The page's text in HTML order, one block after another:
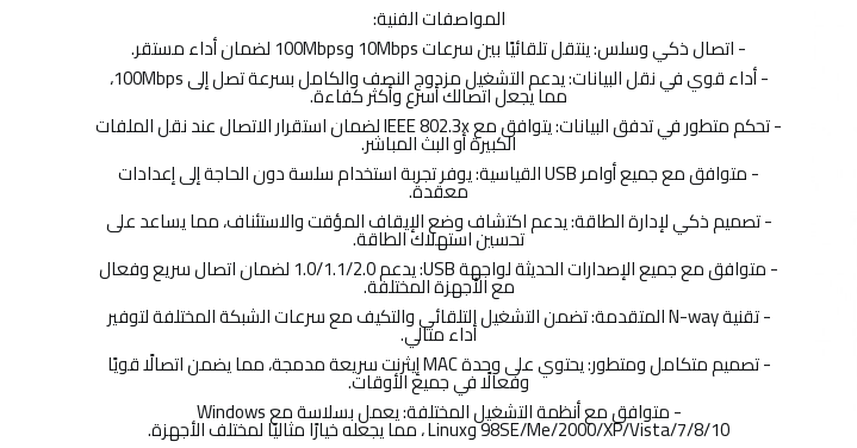
المواصفات الفنية:
- اتصال ذكي وسلس: ينتقل تلقائيًا بين سرعات 10Mbps و100Mbps لضمان أداء مستقر.
- أداء قوي في نقل البيانات: يدعم التشغيل مزدوج النصف والكامل بسرعة تصل إلى 100Mbps،
مما يجعل اتصالك أسرع وأكثر كفاءة.
- تحكم متطور في تدفق البيانات: يتوافق مع IEEE 802.3x لضمان استقرار الاتصال عند نقل الملفات
الكبيرة أو البث المباشر.
- متوافق مع جميع أوامر USB القياسية: يوفر تجربة استخدام سلسة دون الحاجة إلى إعدادات
معقدة.
- تصميم ذكي لإدارة الطاقة: يدعم اكتشاف وضع الإيقاف المؤقت والاستئناف، مما يساعد على
تحسين استهلاك الطاقة.
- متوافق مع جميع الإصدارات الحديثة لواجهة USB: يدعم 1.0/1.1/2.0 لضمان اتصال سريع وفعال
مع الأجهزة المختلفة.
- تقنية N-way المتقدمة: تضمن التشغيل التلقائي والتكيف مع سرعات الشبكة المختلفة لتوفير
أداء مثالي.
- تصميم متكامل ومتطور: يحتوي على وحدة MAC إيثرنت سريعة مدمجة، مما يضمن اتصالًا قويًا
وفعالًا في جميع الأوقات.
- متوافق مع أنظمة التشغيل المختلفة: يعمل بسلاسة مع Windows
98SE/Me/2000/XP/Vista/7/8/10 وLinux ، مما يجعله خيارًا مثاليًا لمختلف الأجهزة.